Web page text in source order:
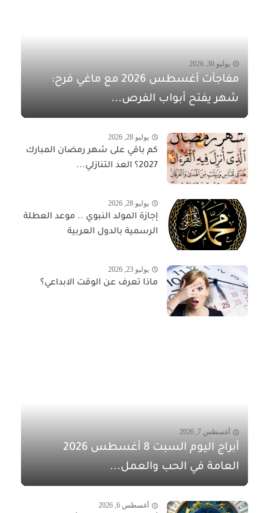
يوليو 30, 2026
مفاجآت أغسطس 2026 مع ماغي فرح:
شهر يفتح أبواب الفرص...
يوليو 28, 2026
كم باقي على شهر رمضان المبارك
2027؟ العد التنازلي...
يوليو 28, 2026
إجازة المولد النبوي .. موعد العطلة
الرسمية بالدول العربية
يوليو 23, 2026
ماذا تعرف عن الوقت الابداعي؟
أغسطس 7, 2026
أبراج اليوم السبت 8 أغسطس 2026
العامة في الحب والعمل...
أغسطس 6, 2026